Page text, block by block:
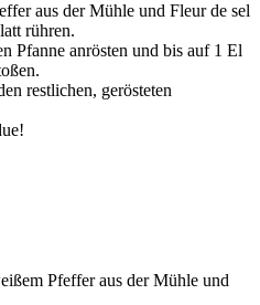
aus der Mühle und Fleur de sel
rühren.
Pfanne anrösten und bis auf 1 El
restlichen, gerösteten
Pfeffer aus der Mühle und